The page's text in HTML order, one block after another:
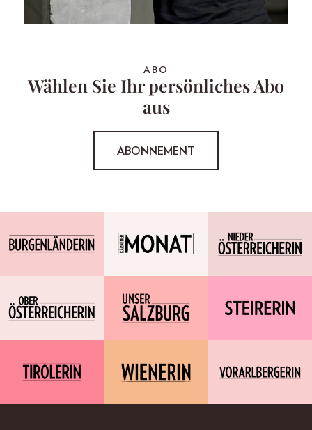
ABO
Wählen Sie Ihr persönliches Abo
aus
ABONNEMENT